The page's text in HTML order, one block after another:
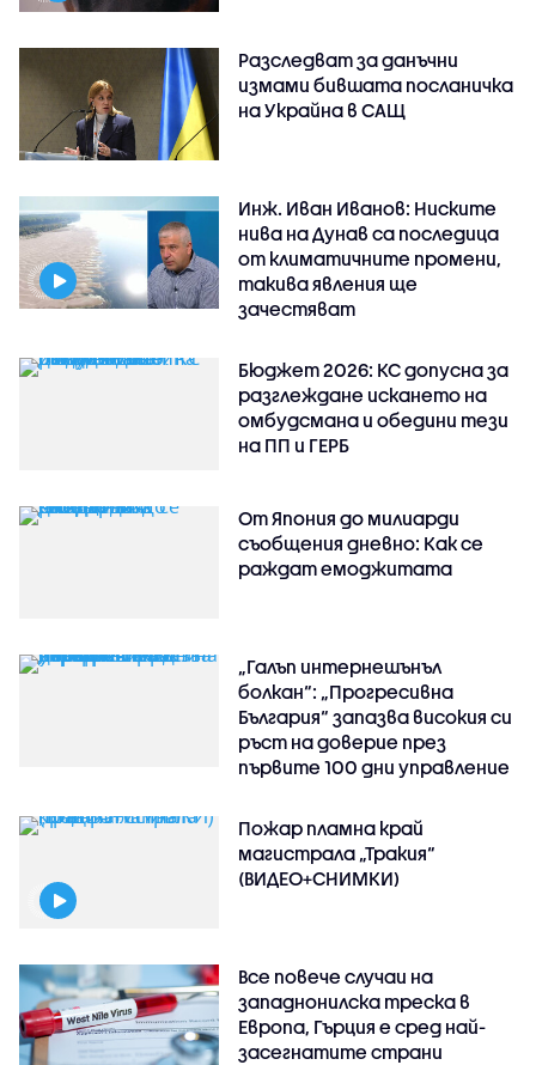
Разследват за данъчни
измами бившата посланичка
на Украйна в САЩ
Инж. Иван Иванов: Ниските
нива на Дунав са последица
от климатичните промени,
такива явления ще
зачестяват
Бюджет 2026: КС допусна за
разглеждане искането на
омбудсмана и обедини тези
на ПП и ГЕРБ
От Япония до милиарди
съобщения дневно: Как се
раждат емоджитата
„Галъп интернешънъл
болкан“: „Прогресивна
България“ запазва високия си
ръст на доверие през
първите 100 дни управление
Пожар пламна край
магистрала „Тракия“
(ВИДЕО+СНИМКИ)
Все повече случаи на
западнонилска треска в
Европа, Гърция е сред най-
засегнатите страни